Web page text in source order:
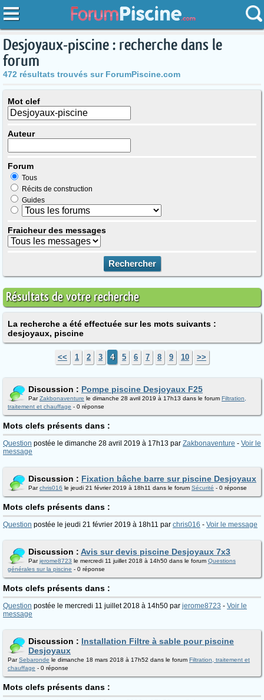
Desjoyaux-piscine : recherche dans le
forum
472 résultats trouvés sur ForumPiscine.com
Mot clef
Auteur
Forum
Tous
Récits de construction
Guides
Fraicheur des messages
Résultats de votre recherche
La recherche a été effectuée sur les mots suivants :
desjoyaux, piscine
<< 1 2 3 4 5 6 7 8 9 10 >>
Discussion : Pompe piscine Desjoyaux F25
ParZakbonaventure le dimanche 28 avril 2019 à 17h13 dans le forum Filtration,
traitement et chauffage - 0 réponse
Mots clefs présents dans :
Question postée le dimanche 28 avril 2019 à 17h13 par Zakbonaventure - Voir le
message
Discussion : Fixation bâche barre sur piscine Desjoyaux
Parchris016 le jeudi 21 février 2019 à 18h11 dans le forum Sécurité - 0 réponse
Mots clefs présents dans :
Question postée le jeudi 21 février 2019 à 18h11 par chris016 - Voir le message
Discussion : Avis sur devis piscine Desjoyaux 7x3
Parjerome8723 le mercredi 11 juillet 2018 à 14h50 dans le forum Questions
générales sur la piscine - 0 réponse
Mots clefs présents dans :
Question postée le mercredi 11 juillet 2018 à 14h50 par jerome8723 - Voir le
message
Discussion : Installation Filtre à sable pour piscine
Desjoyaux
ParSebaronde le dimanche 18 mars 2018 à 17h52 dans le forum Filtration, traitement et
chauffage - 0 réponse
Mots clefs présents dans :